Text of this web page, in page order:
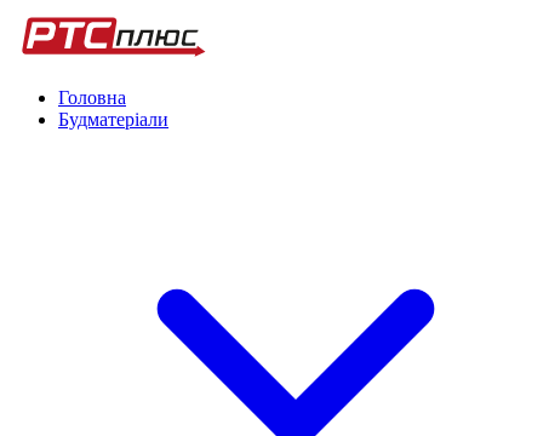
Головна
Будматеріали